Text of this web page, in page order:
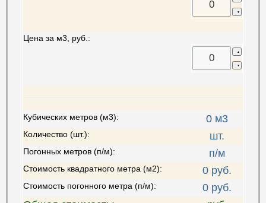
Цена за м3, руб.:
Кубических метров (м3): 0 м3
Количество (шт.): шт.
Погонных метров (п/м): п/м
Стоимость квадратного метра (м2): 0 руб.
Стоимость погонного метра (п/м): 0 руб.